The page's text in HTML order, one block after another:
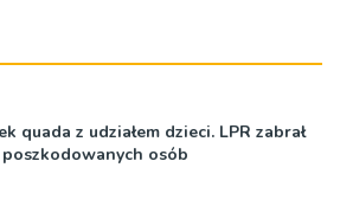
quada z udziałem dzieci. LPR zabrał
osób